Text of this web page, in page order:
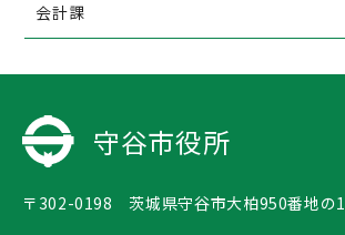
会計課
守谷市役所
〒302-0198 茨城県守谷市大柏950番地の1